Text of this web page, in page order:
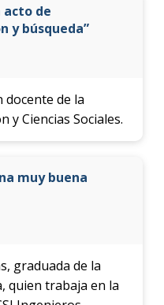
acto de
y búsqueda”
docente de la
y Ciencias Sociales.
muy buena
graduada de la
quien trabaja en la